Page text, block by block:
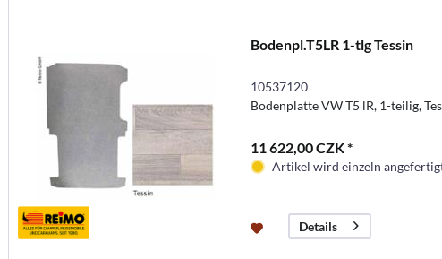
Bodenpl.T5LR 1-tlg Tessin
10537120
Bodenplatte VW T5 lR, 1-teilig,
11 622,00 CZK *
Artikel wird einzeln
Details